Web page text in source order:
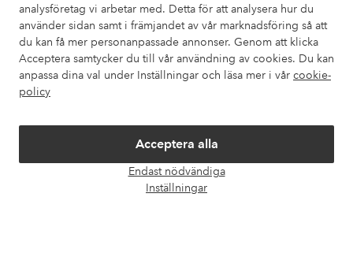
analysföretag vi arbetar med. Detta för att analysera hur du
använder sidan samt i främjandet av vår marknadsföring så att
du kan få mer personanpassade annonser. Genom att klicka
Acceptera samtycker du till vår användning av cookies. Du kan
anpassa dina val under Inställningar och läsa mer i vår cookie-
policy
Acceptera alla
Endast nödvändiga
Inställningar
Våra tjänster
Villkor